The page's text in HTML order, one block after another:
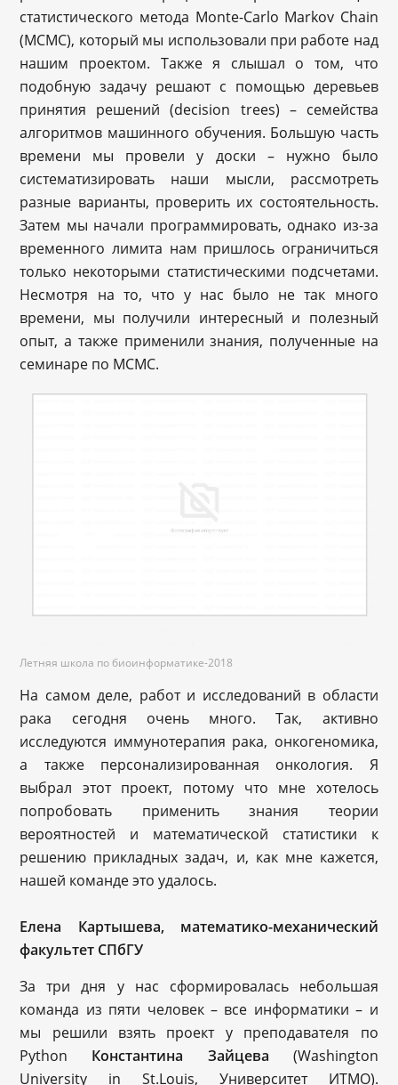
статистического метода Monte-Carlo Markov Chain
(МСМС), который мы использовали при работе над
нашим проектом. Также я слышал о том, что
подобную задачу решают с помощью деревьев
принятия решений (decision trees) – семейства
алгоритмов машинного обучения. Большую часть
времени мы провели у доски – нужно было
систематизировать наши мысли, рассмотреть
разные варианты, проверить их состоятельность.
Затем мы начали программировать, однако из-за
временного лимита нам пришлось ограничиться
только некоторыми статистическими подсчетами.
Несмотря на то, что у нас было не так много
времени, мы получили интересный и полезный
опыт, а также применили знания, полученные на
семинаре по MCMC.
Летняя школа по биоинформатике-2018
На самом деле, работ и исследований в области
рака сегодня очень много. Так, активно
исследуются иммунотерапия рака, онкогеномика,
а также персонализированная онкология. Я
выбрал этот проект, потому что мне хотелось
попробовать применить знания теории
вероятностей и математической статистики к
решению прикладных задач, и, как мне кажется,
нашей команде это удалось.
Елена Картышева, математико-механический
факультет СПбГУ
За три дня у нас сформировалась небольшая
команда из пяти человек – все информатики – и
мы решили взять проект у преподавателя по
Python Константина Зайцева (Washington
University in St.Louis, Университет ИТМО).